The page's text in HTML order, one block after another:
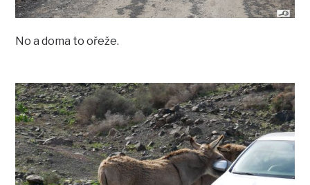
No a doma to ořeže.